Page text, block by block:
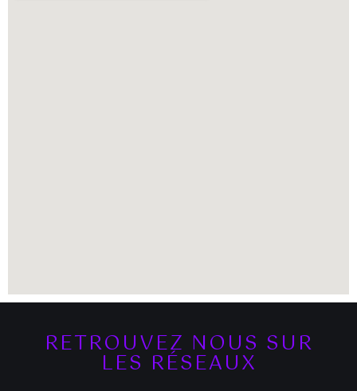
RETROUVEZ NOUS SUR
LES RÉSEAUX